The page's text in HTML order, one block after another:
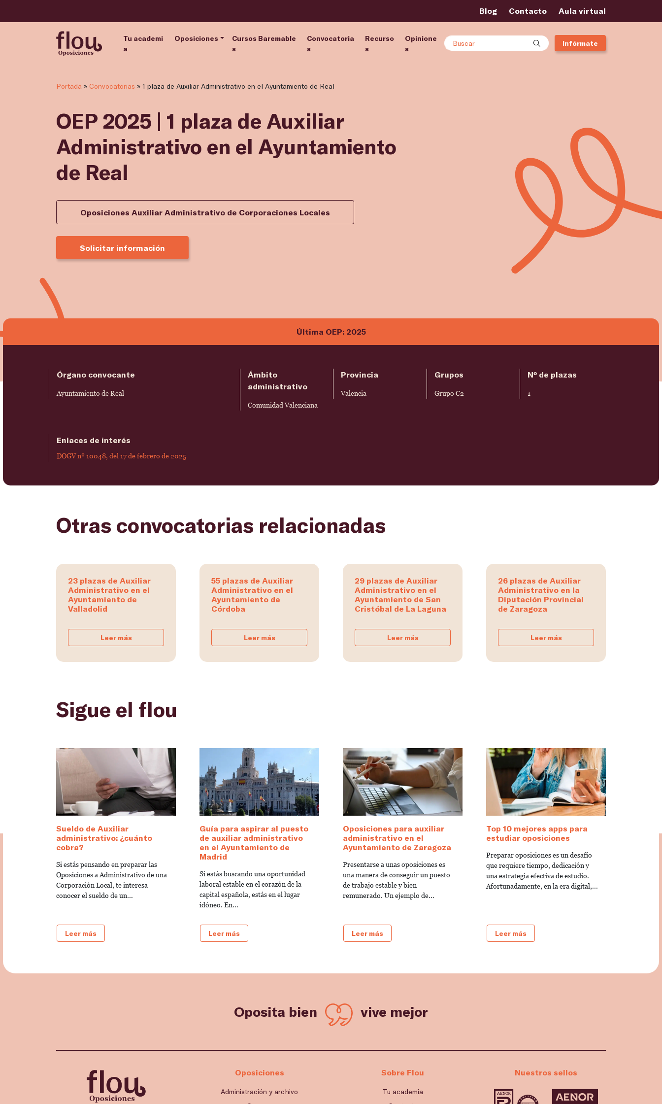
Blog Contacto Aula virtual
Tu academi
a
Oposiciones
Cursos Baremable
s
Convocatoria
s
Recurso
s
Opinione
s
Buscar Infórmate
Portada » Convocatorias » 1 plaza de Auxiliar Administrativo en el Ayuntamiento de Real
OEP 2025 | 1 plaza de Auxiliar
Administrativo en el Ayuntamiento
de Real
Oposiciones Auxiliar Administrativo de Corporaciones Locales
Solicitar información
Última OEP: 2025
Órgano convocante
Ayuntamiento de Real
Ámbito
administrativo
Comunidad Valenciana
Provincia
Valencia
Grupos
Grupo C2
Nº de plazas
1
Enlaces de interés
DOGV nº 10048, del 17 de febrero de 2025
Otras convocatorias relacionadas
23 plazas de Auxiliar
Administrativo en el
Ayuntamiento de
Valladolid
Leer más
55 plazas de Auxiliar
Administrativo en el
Ayuntamiento de
Córdoba
Leer más
29 plazas de Auxiliar
Administrativo en el
Ayuntamiento de San
Cristóbal de La Laguna
Leer más
26 plazas de Auxiliar
Administrativo en la
Diputación Provincial
de Zaragoza
Leer más
Sigue el flou
Sueldo de Auxiliar
administrativo: ¿cuánto
cobra?
Si estás pensando en preparar las
Oposiciones a Administrativo de una
Corporación Local, te interesa
conocer el sueldo de un...
Leer más
Guía para aspirar al puesto
de auxiliar administrativo
en el Ayuntamiento de
Madrid
Si estás buscando una oportunidad
laboral estable en el corazón de la
capital española, estás en el lugar
idóneo. En...
Leer más
Oposiciones para auxiliar
administrativo en el
Ayuntamiento de Zaragoza
Presentarse a unas oposiciones es
una manera de conseguir un puesto
de trabajo estable y bien
remunerado. Un ejemplo de...
Leer más
Top 10 mejores apps para
estudiar oposiciones
Preparar oposiciones es un desafío
que requiere tiempo, dedicación y
una estrategia efectiva de estudio.
Afortunadamente, en la era digital,...
Leer más
Oposita bien vive mejor
Oposiciones
Administración y archivo
Sobre Flou
Tu academia
Nuestros sellos